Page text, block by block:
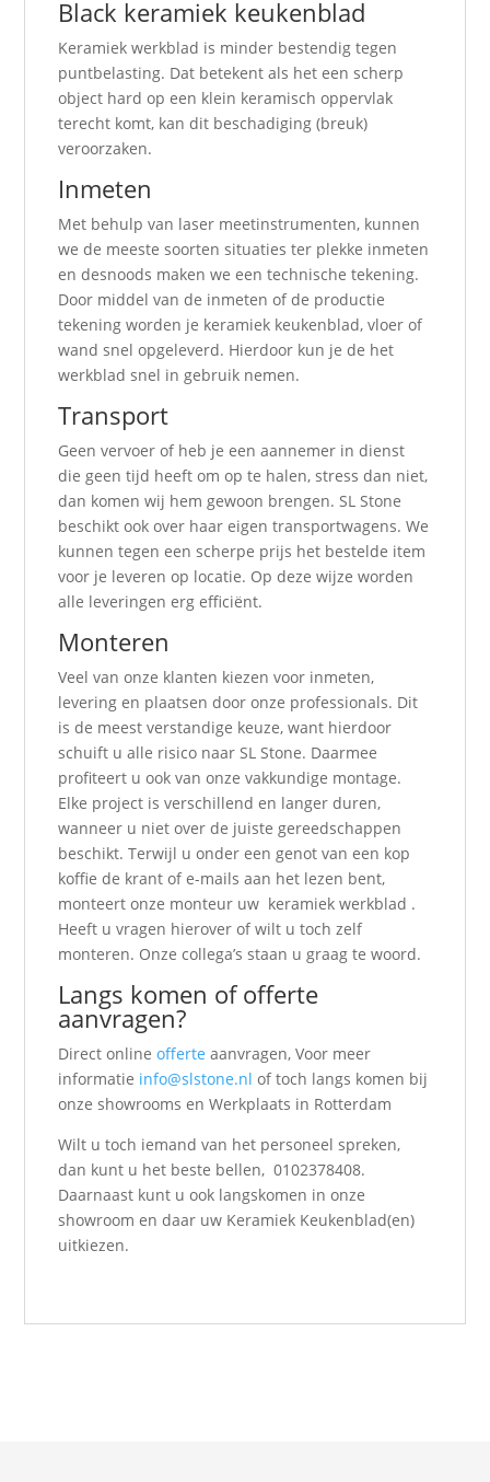
Black keramiek keukenblad
Keramiek werkblad is minder bestendig tegen
puntbelasting. Dat betekent als het een scherp
object hard op een klein keramisch oppervlak
terecht komt, kan dit beschadiging (breuk)
veroorzaken.
Inmeten
Met behulp van laser meetinstrumenten, kunnen
we de meeste soorten situaties ter plekke inmeten
en desnoods maken we een technische tekening.
Door middel van de inmeten of de productie
tekening worden je keramiek keukenblad, vloer of
wand snel opgeleverd. Hierdoor kun je de het
werkblad snel in gebruik nemen.
Transport
Geen vervoer of heb je een aannemer in dienst
die geen tijd heeft om op te halen, stress dan niet,
dan komen wij hem gewoon brengen. SL Stone
beschikt ook over haar eigen transportwagens. We
kunnen tegen een scherpe prijs het bestelde item
voor je leveren op locatie. Op deze wijze worden
alle leveringen erg efficiënt.
Monteren
Veel van onze klanten kiezen voor inmeten,
levering en plaatsen door onze professionals. Dit
is de meest verstandige keuze, want hierdoor
schuift u alle risico naar SL Stone. Daarmee
profiteert u ook van onze vakkundige montage.
Elke project is verschillend en langer duren,
wanneer u niet over de juiste gereedschappen
beschikt. Terwijl u onder een genot van een kop
koffie de krant of e-mails aan het lezen bent,
monteert onze monteur uw keramiek werkblad .
Heeft u vragen hierover of wilt u toch zelf
monteren. Onze collega’s staan u graag te woord.
Langs komen of offerte
aanvragen?
Direct onlineofferte aanvragen, Voor meer
informatie info@slstone.nl of toch langs komen bij
onze showrooms en Werkplaats in Rotterdam
Wilt u toch iemand van het personeel spreken,
dan kunt u het beste bellen, 0102378408.
Daarnaast kunt u ook langskomen in onze
showroom en daar uw Keramiek Keukenblad(en)
uitkiezen.